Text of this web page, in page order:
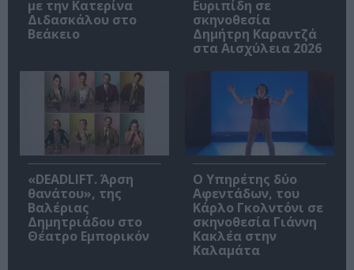
με την Κατερίνα
Διδασκάλου στο
Βεάκειο
Ευριπίδη σε
σκηνοθεσία
Δημήτρη Καραντζά
στα Αισχύλεια 2026
«DEADLIFT. Άρση
θανάτου», της
Βαλέριας
Δημητριάδου στο
Θέατρο Εμπορικόν
Ο Υπηρέτης δύο
Αφεντάδων, του
Κάρλο Γκολντόνι σε
σκηνοθεσία Γιάννη
Κακλέα στην
Καλαμάτα